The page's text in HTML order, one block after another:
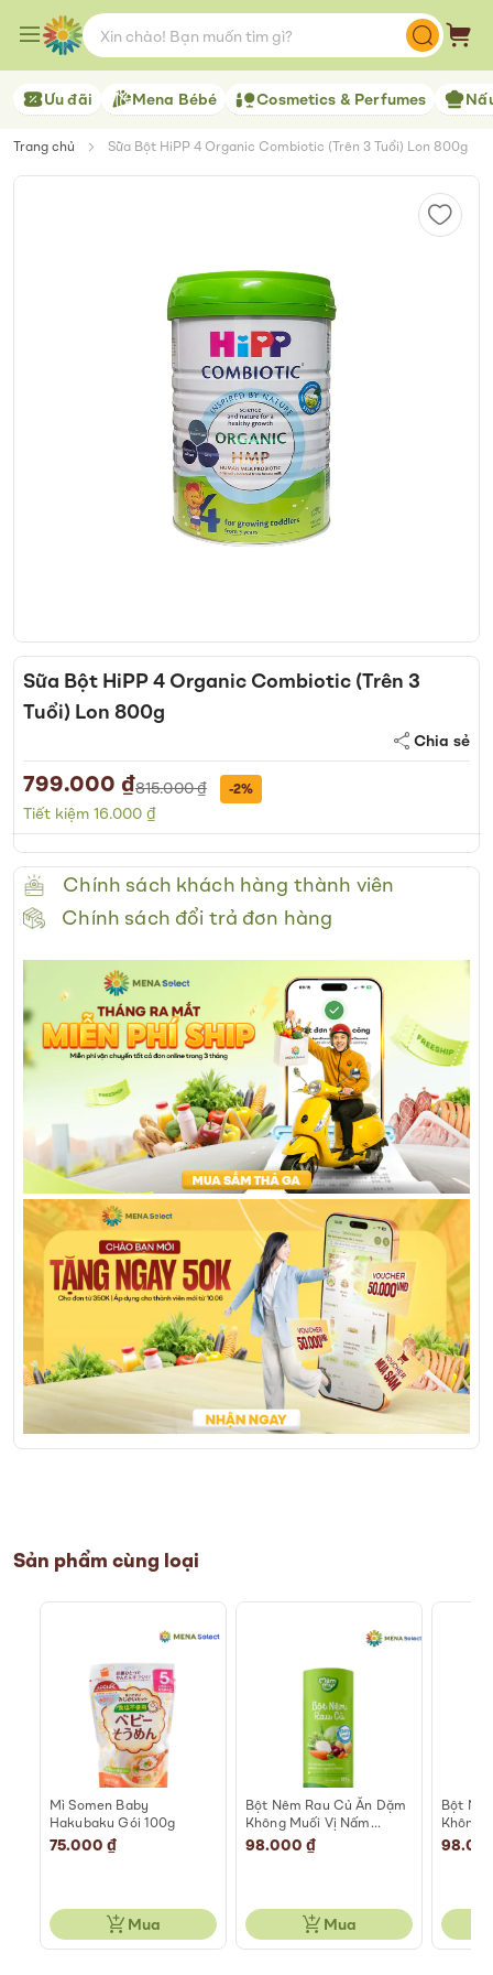
to
Content
Giỏ
Ưu đãi Mena Bébé Cosmetics & Perfumes
Trang chủ Sữa Bột HiPP 4 Organic Combiotic (Trên 3 Tuổi) Lon 800g
Skip
Skip
to
beginning
the
images
gallery
Sữa Bột HiPP 4 Organic Combiotic (Trên 3
Tuổi) Lon 800g
Chia sẻ
Special
Price
799.000 ₫815.000 ₫ -2%
Tiết kiệm 16.000 ₫
Chính sách khách hàng thành viên
Chính sách đổi trả đơn hàng
Sản phẩm cùng loại
Mì Somen Baby
Hakubaku Gói 100g
75.000 ₫
Mua
Bột Nêm Rau Củ Ăn Dặm
Không Muối Vị Nấm
Hương Mămmy Hũ 85g
98.000 ₫
Mua
Bột
Không